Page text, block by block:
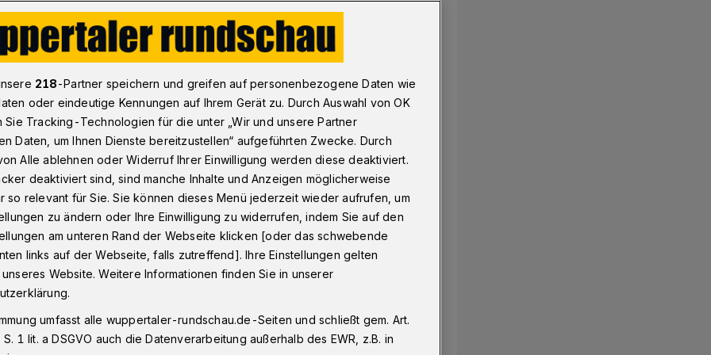
Jahren Schülerrockfestival ist viel passiert“
ist viel
steigt zum 34. Mal in der Uni-Halle
bekannte Gesichter bespielen die
Newcomer geben ihr Debüt.
218-Partner speichern und greifen auf personenbezogene Daten wie
oder eindeutige Kennungen auf Ihrem Gerät zu. Durch Auswahl von OK
Sie Tracking-Technologien für die unter „Wir und unsere Partner
Daten, um Ihnen Dienste bereitzustellen“ aufgeführten Zwecke. Durch
Alle ablehnen oder Widerruf Ihrer Einwilligung werden diese deaktiviert.
deaktiviert sind, sind manche Inhalte und Anzeigen möglicherweise
so relevant für Sie. Sie können dieses Menü jederzeit wieder aufrufen, um
zu ändern oder Ihre Einwilligung zu widerrufen, indem Sie auf den
am unteren Rand der Webseite klicken [oder das schwebende
links auf der Webseite, falls zutreffend]. Ihre Einstellungen gelten
Website. Weitere Informationen finden Sie in unserer
umfasst alle wuppertaler-rundschau.de-Seiten und schließt gem. Art.
1 lit. a DSGVO auch die Datenverarbeitung außerhalb des EWR, z.B. in